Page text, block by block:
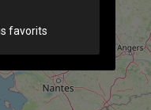
favorits